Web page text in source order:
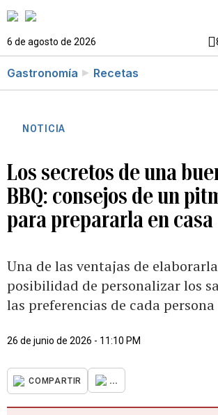
6 de agosto de 2026
Gastronomía Recetas
NOTICIA
Los secretos de una
BBQ: consejos de un
para prepararla en casa
Una de las ventajas de
posibilidad de personalizar los
las preferencias de cada persona
26 de junio de 2026 - 11:10 PM
COMPARTIR ...